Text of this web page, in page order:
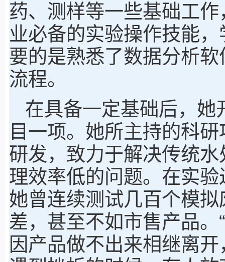
药、测样等一些基础工
业必备的实验操作技能
要的是熟悉了数据分析
流程。
在具备一定基础后，她
目一项。她所主持的科
研发，致力于解决传统
理效率低的问题。在实
她曾连续测试几百个模
差，甚至不如市售产品
因产品做不出来相继离